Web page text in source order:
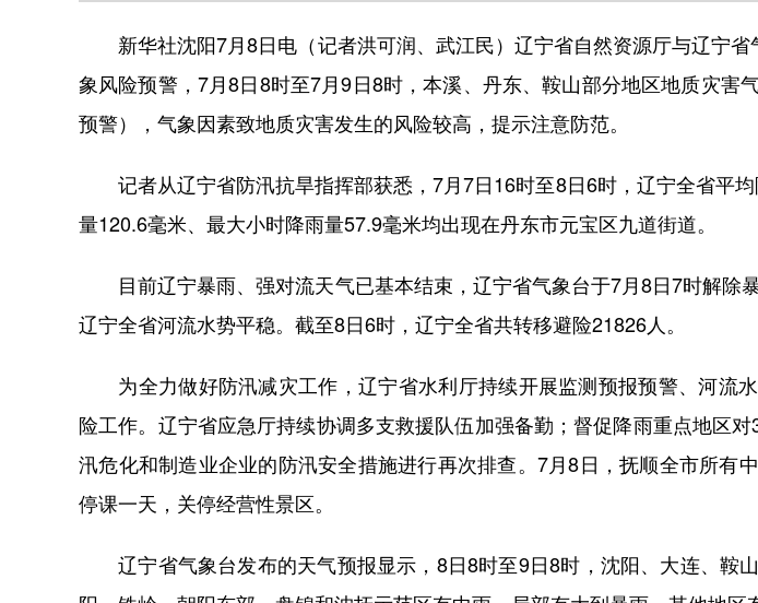
新华社沈阳7月8日电（记者洪可润、武江民）辽宁省自然资源厅与辽宁省
象风险预警，7月8日8时至7月9日8时，本溪、丹东、鞍山部分地区地质灾害
预警），气象因素致地质灾害发生的风险较高，提示注意防范。
记者从辽宁省防汛抗旱指挥部获悉，7月7日16时至8日6时，辽宁全省平
量120.6毫米、最大小时降雨量57.9毫米均出现在丹东市元宝区九道街道。
目前辽宁暴雨、强对流天气已基本结束，辽宁省气象台于7月8日7时解除
辽宁全省河流水势平稳。截至8日6时，辽宁全省共转移避险21826人。
为全力做好防汛减灾工作，辽宁省水利厅持续开展监测预报预警、河流
险工作。辽宁省应急厅持续协调多支救援队伍加强备勤；督促降雨重点地区对
汛危化和制造业企业的防汛安全措施进行再次排查。7月8日，抚顺全市所有
停课一天，关停经营性景区。
辽宁省气象台发布的天气预报显示，8日8时至9日8时，沈阳、大连、鞍